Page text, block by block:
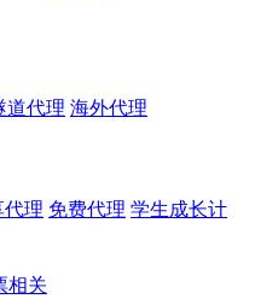
道代理 海外代理
代理 免费代理 学生成长计
相关